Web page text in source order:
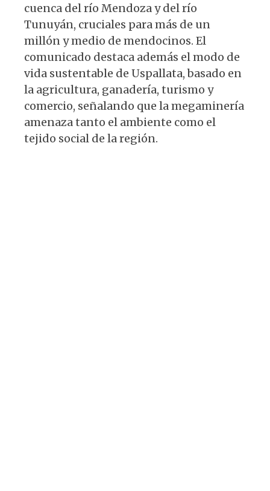
cuenca del río Mendoza y del río
Tunuyán, cruciales para más de un
millón y medio de mendocinos. El
comunicado destaca además el modo de
vida sustentable de Uspallata, basado en
la agricultura, ganadería, turismo y
comercio, señalando que la megaminería
amenaza tanto el ambiente como el
tejido social de la región.